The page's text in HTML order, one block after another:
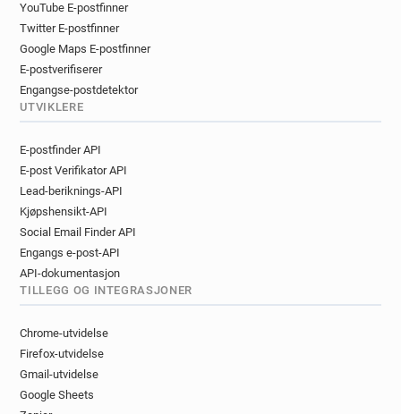
YouTube E-postfinner
Twitter E-postfinner
Google Maps E-postfinner
E-postverifiserer
Engangse-postdetektor
UTVIKLERE
E-postfinder API
E-post Verifikator API
Lead-beriknings-API
Kjøpshensikt-API
Social Email Finder API
Engangs e-post-API
API-dokumentasjon
TILLEGG OG INTEGRASJONER
Chrome-utvidelse
Firefox-utvidelse
Gmail-utvidelse
Google Sheets